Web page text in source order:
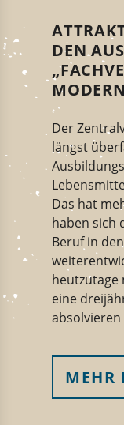
DEN
Der
längst
Das hat
haben sich
Beruf in
heutzutage
eine
MEHR